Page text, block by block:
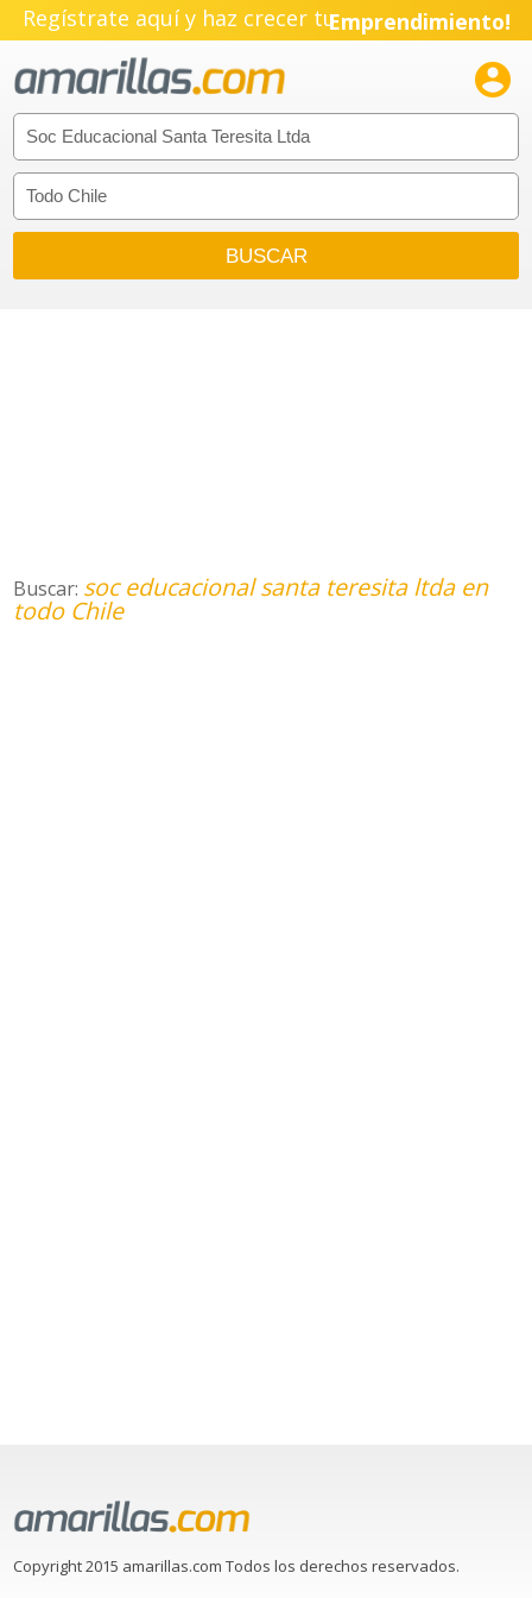
Regístrate aquí y haz crecer tuEmprendimiento!

Buscar: soc educacional santa teresita ltda en
todo Chile
Copyright 2015 amarillas.com Todos los derechos reservados.